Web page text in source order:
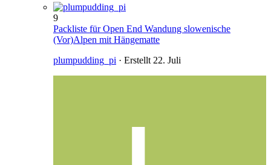
9
Packliste für Open End Wandung slowenische
(Vor)Alpen mit Hängematte
plumpudding_pi · Erstellt 22. Juli